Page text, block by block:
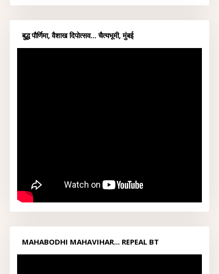
बुद्ध पौर्णिमा, वैशाख दिपोत्सव... चैत्यभूमी, मुंबई
MAHABODHI MAHAVIHAR... REPEAL BT
ACT1949...